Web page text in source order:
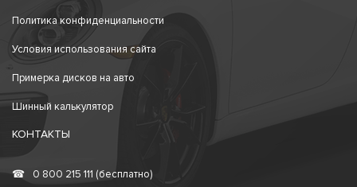
Политика конфиденциальности
Условия использования сайта
Примерка дисков на авто
Шинный калькулятор
КОНТАКТЫ
☎ 0 800 215 111 (бесплатно)